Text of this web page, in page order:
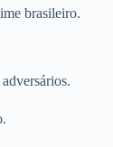
brasileiro.